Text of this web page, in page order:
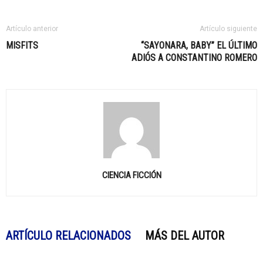
Artículo anterior
MISFITS
Artículo siguiente
“SAYONARA, BABY” EL ÚLTIMO
ADIÓS A CONSTANTINO ROMERO
CIENCIA FICCIÓN
ARTÍCULO RELACIONADOS MÁS DEL AUTOR